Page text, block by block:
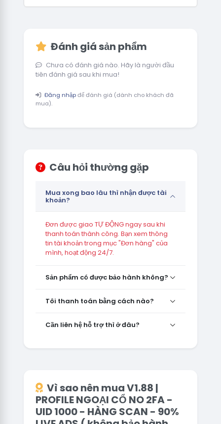
Đánh giá sản phẩm
Chưa có đánh giá nào. Hãy là người đầu
tiên đánh giá sau khi mua!
Đăng nhậpđể đánh giá (dành cho khách đã
mua).
Câu hỏi thường gặp
Mua xong bao lâu thì nhận được tài
khoản?
Đơn được giao TỰ ĐỘNG ngay sau khi
thanh toán thành công. Bạn xem thông
tin tài khoản trong mục "Đơn hàng" của
mình, hoạt động 24/7.
Sản phẩm có được bảo hành không?
Tôi thanh toán bằng cách nào?
Cần liên hệ hỗ trợ thì ở đâu?
Vì sao nên mua V1.88 |
PROFILE NGOẠI CỔ NO 2FA -
UID 1000 - HÀNG SCAN - 90%